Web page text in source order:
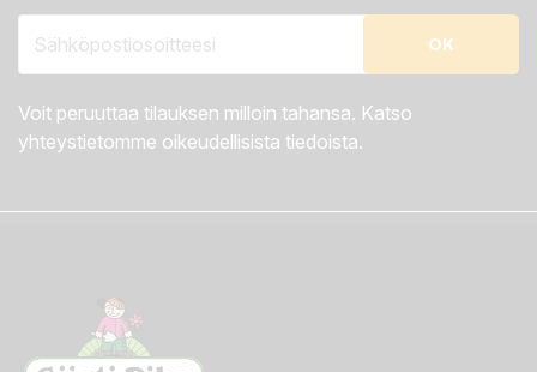
Voit peruuttaa tilauksen milloin tahansa. Katso
yhteystietomme oikeudellisista tiedoista.